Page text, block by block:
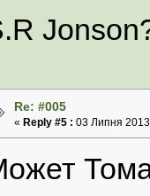
Re: #005
« Reply #5 : 03 Липня